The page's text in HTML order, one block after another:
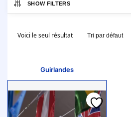
SHOW FILTERS
Voici le seul résultat
Guirlandes